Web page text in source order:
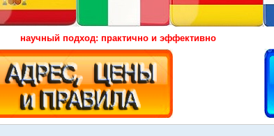
научный подход: практично и эффективно